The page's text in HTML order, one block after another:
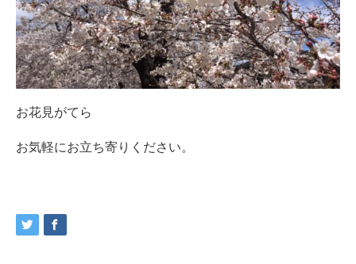
お花見がてら
お気軽にお立ち寄りください。